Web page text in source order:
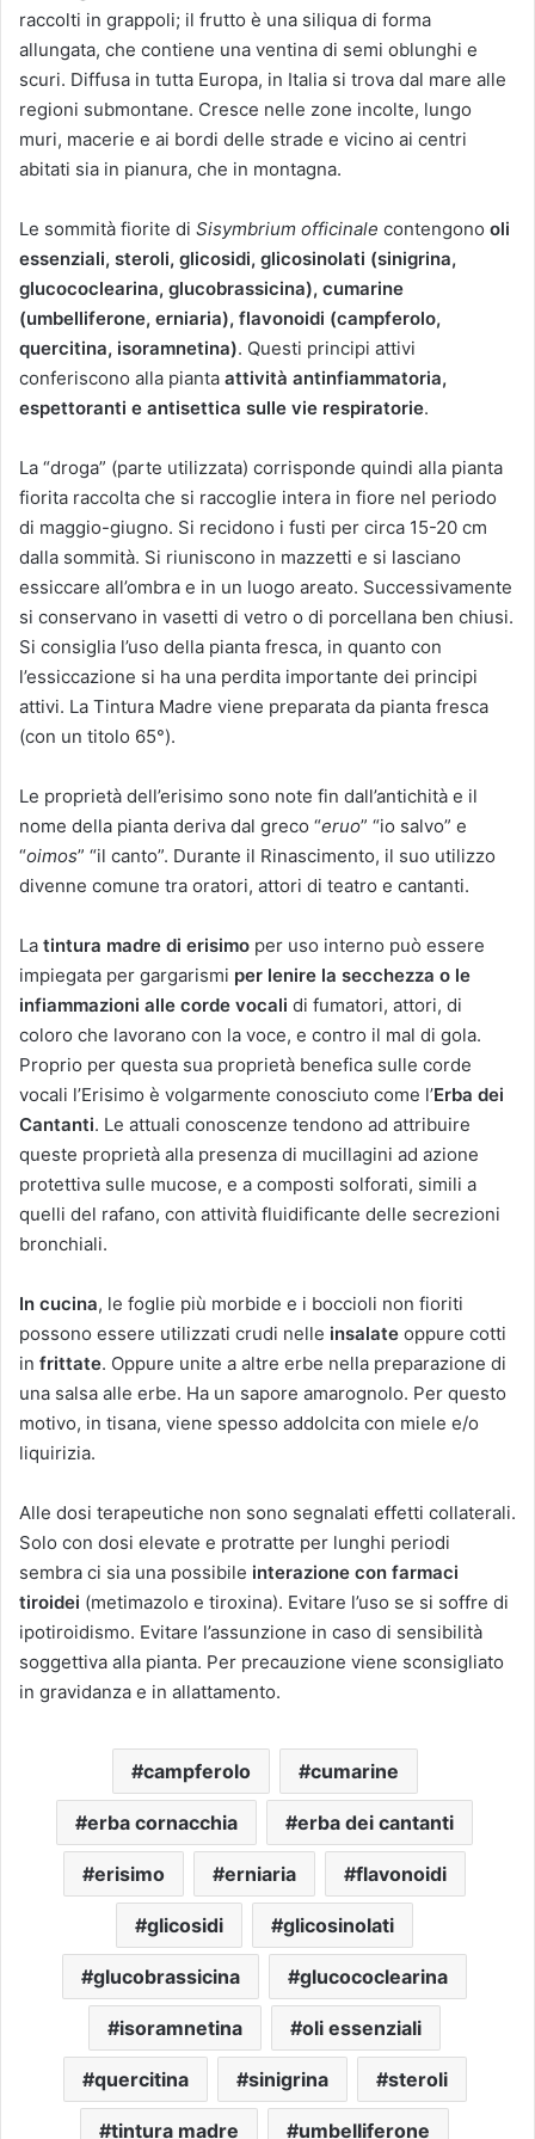
raccolti in grappoli; il frutto è una siliqua di forma
allungata, che contiene una ventina di semi oblunghi e
scuri. Diffusa in tutta Europa, in Italia si trova dal mare alle
regioni submontane. Cresce nelle zone incolte, lungo
muri, macerie e ai bordi delle strade e vicino ai centri
abitati sia in pianura, che in montagna.
Le sommità fiorite di Sisymbrium officinale contengono oli
essenziali, steroli, glicosidi, glicosinolati (sinigrina,
glucococlearina, glucobrassicina), cumarine
(umbelliferone, erniaria), flavonoidi (campferolo,
quercitina, isoramnetina). Questi principi attivi
conferiscono alla pianta attività antinfiammatoria,
espettoranti e antisettica sulle vie respiratorie.
La “droga” (parte utilizzata) corrisponde quindi alla pianta
fiorita raccolta che si raccoglie intera in fiore nel periodo
di maggio-giugno. Si recidono i fusti per circa 15-20 cm
dalla sommità. Si riuniscono in mazzetti e si lasciano
essiccare all’ombra e in un luogo areato. Successivamente
si conservano in vasetti di vetro o di porcellana ben chiusi.
Si consiglia l’uso della pianta fresca, in quanto con
l’essiccazione si ha una perdita importante dei principi
attivi. La Tintura Madre viene preparata da pianta fresca
(con un titolo 65°).
Le proprietà dell’erisimo sono note fin dall’antichità e il
nome della pianta deriva dal greco “eruo” “io salvo” e
“oimos” “il canto”. Durante il Rinascimento, il suo utilizzo
divenne comune tra oratori, attori di teatro e cantanti.
La tintura madre di erisimo per uso interno può essere
impiegata per gargarismi per lenire la secchezza o le
infiammazioni alle corde vocali di fumatori, attori, di
coloro che lavorano con la voce, e contro il mal di gola.
Proprio per questa sua proprietà benefica sulle corde
vocali l’Erisimo è volgarmente conosciuto come l’Erba dei
Cantanti. Le attuali conoscenze tendono ad attribuire
queste proprietà alla presenza di mucillagini ad azione
protettiva sulle mucose, e a composti solforati, simili a
quelli del rafano, con attività fluidificante delle secrezioni
bronchiali.
In cucina, le foglie più morbide e i boccioli non fioriti
possono essere utilizzati crudi nelle insalate oppure cotti
in frittate. Oppure unite a altre erbe nella preparazione di
una salsa alle erbe. Ha un sapore amarognolo. Per questo
motivo, in tisana, viene spesso addolcita con miele e/o
liquirizia.
Alle dosi terapeutiche non sono segnalati effetti collaterali.
Solo con dosi elevate e protratte per lunghi periodi
sembra ci sia una possibile interazione con farmaci
tiroidei (metimazolo e tiroxina). Evitare l’uso se si soffre di
ipotiroidismo. Evitare l’assunzione in caso di sensibilità
soggettiva alla pianta. Per precauzione viene sconsigliato
in gravidanza e in allattamento.
campferolo cumarine
erba cornacchia erba dei cantanti
erisimo erniaria flavonoidi
glicosidi glicosinolati
glucobrassicina glucococlearina
isoramnetina oli essenziali
quercitina sinigrina steroli
tintura madre umbelliferone